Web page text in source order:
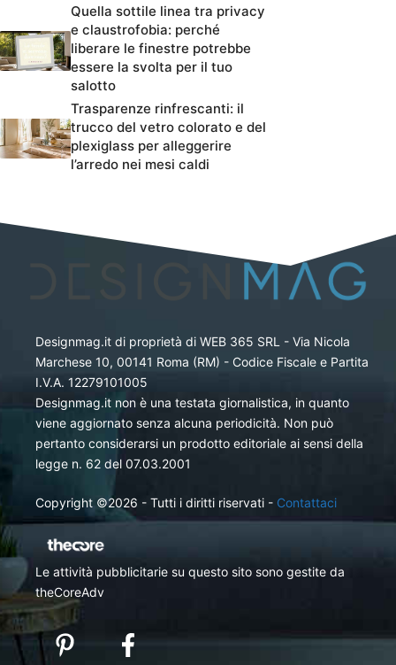
Quella sottile linea tra privacy
e claustrofobia: perché
liberare le finestre potrebbe
essere la svolta per il tuo
salotto
Trasparenze rinfrescanti: il
trucco del vetro colorato e del
plexiglass per alleggerire
l’arredo nei mesi caldi
Designmag.it di proprietà di WEB 365 SRL - Via Nicola
Marchese 10, 00141 Roma (RM) - Codice Fiscale e Partita
I.V.A. 12279101005
Designmag.it non è una testata giornalistica, in quanto
viene aggiornato senza alcuna periodicità. Non può
pertanto considerarsi un prodotto editoriale ai sensi della
legge n. 62 del 07.03.2001
Copyright ©2026 - Tutti i diritti riservati - Contattaci
Le attività pubblicitarie su questo sito sono gestite da
theCoreAdv